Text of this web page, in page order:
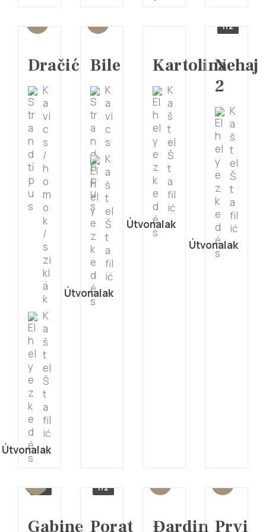
Dračić
K
a
vi
c
s
/
h
o
m
o
k
/
s
zi
kl
á
k
K
a
š
t
el
Š
t
a
fil
ić
Útvonalak
Bile
K
a
vi
c
s
K
a
š
t
el
Š
t
a
fil
ić
Útvonalak
Kartolina
K
a
š
t
el
Š
t
a
fil
ić
Útvonalak
1/2
Nehaj
2
K
a
š
t
el
Š
t
a
fil
ić
Útvonalak
1/4
Gabine
1/2
Porat Đardin Prvi